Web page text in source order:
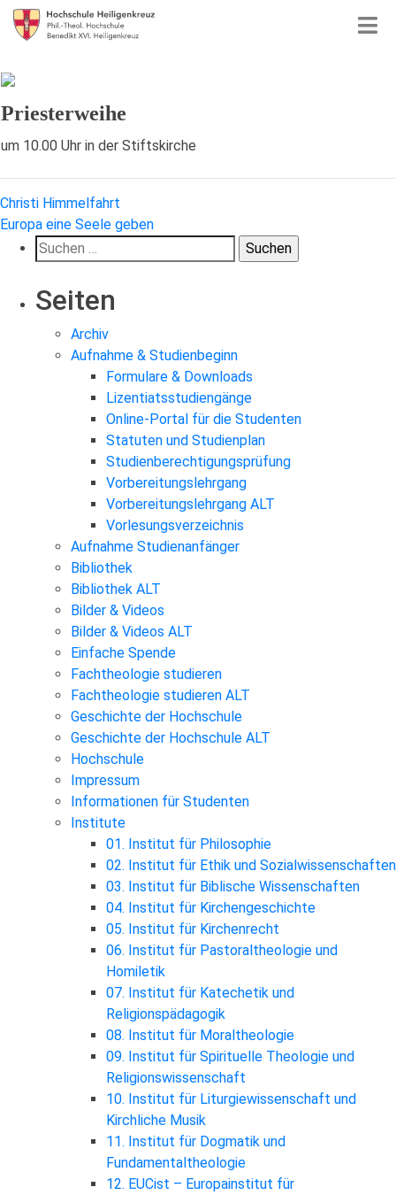
Priesterweihe
um 10.00 Uhr in der Stiftskirche
Beitragsnavigation
Christi Himmelfahrt
Europa eine Seele geben
Suchen
nach:
Seiten
Archiv
Aufnahme & Studienbeginn
Formulare & Downloads
Lizentiatsstudiengänge
Online-Portal für die Studenten
Statuten und Studienplan
Studienberechtigungsprüfung
Vorbereitungslehrgang
Vorbereitungslehrgang ALT
Vorlesungsverzeichnis
Aufnahme Studienanfänger
Bibliothek
Bibliothek ALT
Bilder & Videos
Bilder & Videos ALT
Einfache Spende
Fachtheologie studieren
Fachtheologie studieren ALT
Geschichte der Hochschule
Geschichte der Hochschule ALT
Hochschule
Impressum
Informationen für Studenten
Institute
01. Institut für Philosophie
02. Institut für Ethik und Sozialwissenschaften
03. Institut für Biblische Wissenschaften
04. Institut für Kirchengeschichte
05. Institut für Kirchenrecht
06. Institut für Pastoraltheologie und
Homiletik
07. Institut für Katechetik und
Religionspädagogik
08. Institut für Moraltheologie
09. Institut für Spirituelle Theologie und
Religionswissenschaft
10. Institut für Liturgiewissenschaft und
Kirchliche Musik
11. Institut für Dogmatik und
Fundamentaltheologie
12. EUCist – Europainstitut für